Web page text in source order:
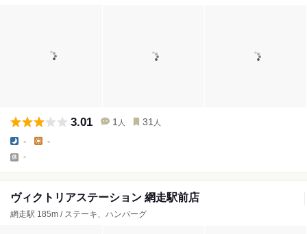
3.01 1 人 31 人
- -
-
ヴィクトリアステーション 網走駅前店
網走駅 185m / ステーキ、ハンバーグ